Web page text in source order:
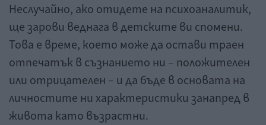
Неслучайно, ако отидете на психоаналитик,
ще зарови веднага в детските ви спомени.
Това е време, което може да остави траен
отпечатък в съзнанието ни – положителен
или отрицателен – и да бъде в основата на
личностите ни характеристики занапред в
живота като възрастни.